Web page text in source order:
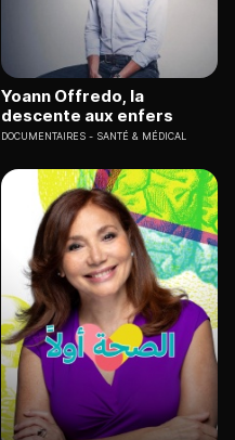
Yoann Offredo, la
descente aux enfers
DOCUMENTAIRES SANTÉ & MÉDICAL